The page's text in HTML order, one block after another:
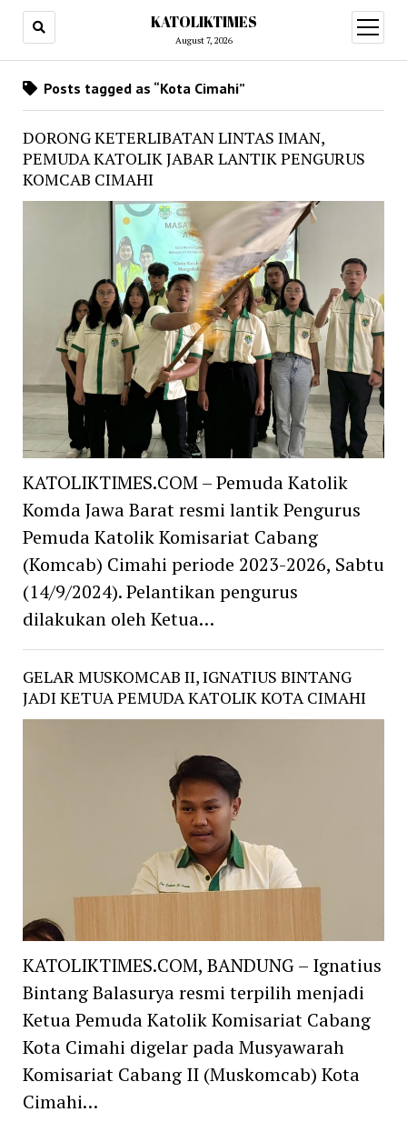
KATOLIKTIMES
August 7, 2026
open
menu
Posts tagged as “Kota Cimahi”
DORONG KETERLIBATAN LINTAS IMAN,
PEMUDA KATOLIK JABAR LANTIK PENGURUS
KOMCAB CIMAHI
KATOLIKTIMES.COM – Pemuda Katolik
Komda Jawa Barat resmi lantik Pengurus
Pemuda Katolik Komisariat Cabang
(Komcab) Cimahi periode 2023-2026, Sabtu
(14/9/2024). Pelantikan pengurus
dilakukan oleh Ketua…
GELAR MUSKOMCAB II, IGNATIUS BINTANG
JADI KETUA PEMUDA KATOLIK KOTA CIMAHI
KATOLIKTIMES.COM, BANDUNG – Ignatius
Bintang Balasurya resmi terpilih menjadi
Ketua Pemuda Katolik Komisariat Cabang
Kota Cimahi digelar pada Musyawarah
Komisariat Cabang II (Muskomcab) Kota
Cimahi…